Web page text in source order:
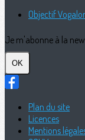
Objectif
Je m'abonne à la
OK
Plan du site
Licences
Mentions